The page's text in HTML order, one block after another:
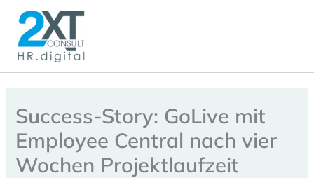
content
Success-Story: GoLive mit
Employee Central nach vier
Wochen Projektlaufzeit